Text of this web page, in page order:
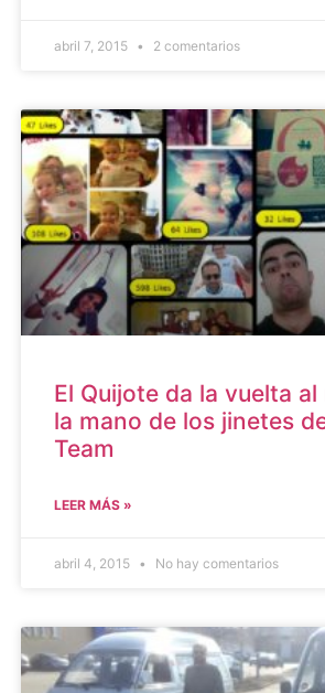
abril 7, 2015 2 comentarios
El Quijote da la vuelta
la mano de los jinetes
Team
LEER MÁS »
abril 4, 2015 No hay comentarios